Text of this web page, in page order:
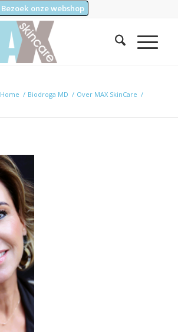
Bezoek onze webshop
Home / Biodroga MD / Over MAX SkinCare /